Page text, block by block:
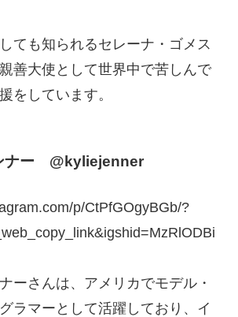
ても知られるセレーナ・ゴメス
善大使として世界中で苦しんで
をしています。
ナー @kyliejenner
p/CtPfGOgyBGb/?
ーさんは、アメリカでモデル・
ラマーとして活躍しており、イ